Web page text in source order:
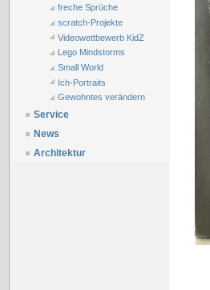
freche Sprüche
scratch-Projekte
Videowettbewerb KidZ
Lego Mindstorms
Small World
Ich-Portraits
Gewohntes verändern
Service
News
Architektur